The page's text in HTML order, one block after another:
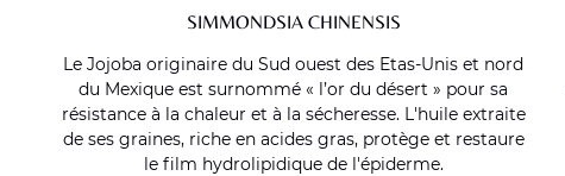
SIMMONDSIA CHINENSIS
Le Jojoba originaire du Sud ouest des Etas-Unis et nord
du Mexique est surnommé « l’or du désert » pour sa
résistance à la chaleur et à la sécheresse. L'huile extraite
de ses graines, riche en acides gras, protège et restaure
le film hydrolipidique de l'épiderme.